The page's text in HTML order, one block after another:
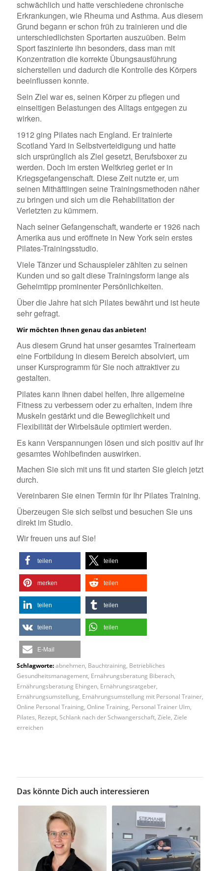
schwächlich und hatte verschiedene chronische
Erkrankungen, wie Rheuma und Asthma. Aus diesem
Grund begann er schon früh zu trainieren und die
unterschiedlichsten Sportarten auszuüben. Beim
Sport faszinierte ihn besonders, dass man mit
Konzentration die korrekte Übungsausführung
sicherstellen und dadurch die Kontrolle des Körpers
beeinflussen konnte.
Sein Ziel war es, seinen Körper zu pflegen und
einseitigen Belastungen des Alltags entgegen zu
wirken.
1912 ging Pilates nach England. Er trainierte
Scotland Yard in Selbstverteidigung und hatte
sich ursprünglich als Ziel gesetzt, Berufsboxer zu
werden. Doch im ersten Weltkrieg geriet er in
Kriegsgefangenschaft. Diese Zeit nutzte er, um
seinen Mithäftlingen seine Trainingsmethoden näher
zu bringen und sich um die Rehabilitation der
Verletzten zu kümmern.
Nach seiner Gefangenschaft, wanderte er 1926 nach
Amerika aus und eröffnete in New York sein erstes
Pilates-Trainingsstudio.
Viele Tänzer und Schauspieler zählten zu seinen
Kunden und so galt diese Trainingsform lange als
Geheimtipp prominenter Persönlichkeiten.
Über die Jahre hat sich Pilates bewährt und ist heute
sehr gefragt.
Wir möchten Ihnen genau das anbieten!
Aus diesem Grund hat unser gesamtes Trainerteam
eine Fortbildung in diesem Bereich absolviert, um
unser Kursprogramm für Sie noch attraktiver zu
gestalten.
Pilates kann Ihnen dabei helfen, Ihre allgemeine
Fitness zu verbessern oder zu erhalten, indem ihre
Muskeln gestärkt und die Beweglichkeit und
Flexibilität der Wirbelsäule optimiert werden.
Es kann Verspannungen lösen und sich positiv auf Ihr
gesamtes Wohlbefinden auswirken.
Machen Sie sich mit uns fit und starten Sie gleich jetzt
durch.
Vereinbaren Sie einen Termin für Ihr Pilates Training.
Überzeugen Sie sich selbst und besuchen Sie uns
direkt im Studio.
Wir freuen uns auf Sie!
teilen teilen
merken teilen
teilen teilen
teilen teilen
E-Mail
Schlagworte: abnehmen, Bauchtraining, Betriebliches
Gesundheitsmanagement, Ernährungsberatung Biberach,
Ernährungsberatung Ehingen, Ernährungsratgeber,
Ernährungsumstellung, Ernährungsumstellung mit Personal Trainer,
Online Personal Training, Online Training, Personal Trainer Ulm,
Pilates, Rezept, Schlank nach der Schwangerschaft, Ziele, Ziele
erreichen
Das könnte Dich auch interessieren